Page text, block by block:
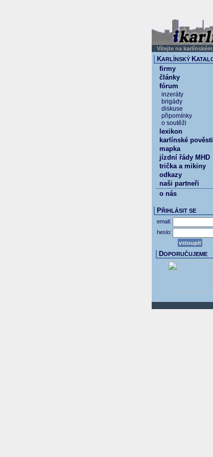
Vítejte na
KARLÍNSKÝ K
firmy
články
fórum
inzeráty
brigády
diskuse
připomínky
o soutěži
lexikon
karlínské pověsti
mapka
jízdní řády MHD
trička a mikiny
odkazy
naši partneři
o nás
PŘIHLÁSIT SE
email:
heslo:
DOPORUČUJEME